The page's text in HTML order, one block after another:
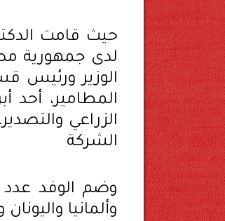
حيث قامت
لدى جمهورية
الوزير ورئيس
المطامير، أحد
الزراعي
الشركة
وضم الوفد عدد
وألمانيا